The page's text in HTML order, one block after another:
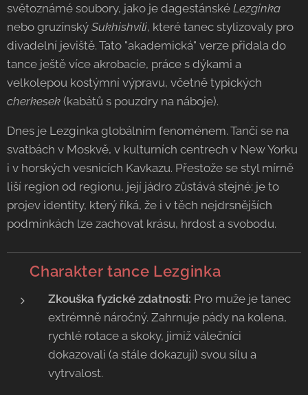
světoznámé soubory, jako je dagestánské Lezginka
nebo gruzínský Sukhishvili, které tanec stylizovaly pro
divadelní jeviště. Tato "akademická" verze přidala do
tance ještě více akrobacie, práce s dýkami a
velkolepou kostýmní výpravu, včetně typických
cherkesek (kabátů s pouzdry na náboje).
Dnes je Lezginka globálním fenoménem. Tančí se na
svatbách v Moskvě, v kulturních centrech v New Yorku
i v horských vesnicích Kavkazu. Přestože se styl mírně
liší region od regionu, její jádro zůstává stejné: je to
projev identity, který říká, že i v těch nejdrsnějších
podmínkách lze zachovat krásu, hrdost a svobodu.
💃 Charakter tance Lezginka
Zkouška fyzické zdatnosti: Pro muže je tanec
extrémně náročný. Zahrnuje pády na kolena,
rychlé rotace a skoky, jimiž válečníci
dokazovali (a stále dokazují) svou sílu a
vytrvalost.